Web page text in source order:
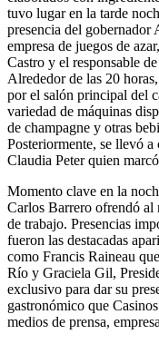
tuvo lugar en la tarde
presencia del
empresa de juegos de
Castro y el responsable
Alrededor de las 20
por el salón principal del
variedad de máquinas
de champagne y otras
Posteriormente, se llevó a
Claudia Peter quien
Momento clave en la
Carlos Barrero ofrendó al
de trabajo. Presencias
fueron las destacadas
como Francis Raineau
Río y Graciela Gil,
exclusivo para dar su
gastronómico que
medios de prensa,